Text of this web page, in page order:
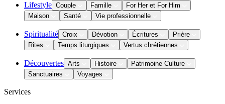
Lifestyle Couple Famille
For Her et For Him
Maison
Santé Vie professionnelle
Spiritualité Croix Dévotion Écritures
Prière
Rites
Temps liturgiques Vertus chrétiennes
Découvertes Arts Histoire
Patrimoine Culture
Sanctuaires
Voyages
Services